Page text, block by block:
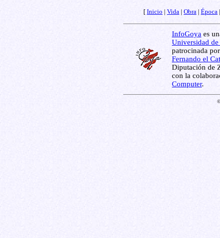
[ Inicio | Vida | Obra | Época
InfoGoya es
Universidad de
patrocinada
Fernando el
Diputación de
con la
Computer.